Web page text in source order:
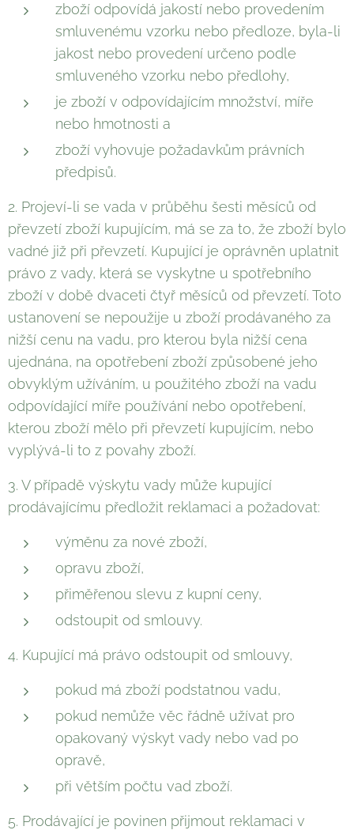
zboží odpovídá jakostí nebo provedením
smluvenému vzorku nebo předloze, byla-li
jakost nebo provedení určeno podle
smluveného vzorku nebo předlohy,
je zboží v odpovídajícím množství, míře
nebo hmotnosti a
zboží vyhovuje požadavkům právních
předpisů.
2. Projeví-li se vada v průběhu šesti měsíců od
převzetí zboží kupujícím, má se za to, že zboží bylo
vadné již při převzetí. Kupující je oprávněn uplatnit
právo z vady, která se vyskytne u spotřebního
zboží v době dvaceti čtyř měsíců od převzetí. Toto
ustanovení se nepoužije u zboží prodávaného za
nižší cenu na vadu, pro kterou byla nižší cena
ujednána, na opotřebení zboží způsobené jeho
obvyklým užíváním, u použitého zboží na vadu
odpovídající míře používání nebo opotřebení,
kterou zboží mělo při převzetí kupujícím, nebo
vyplývá-li to z povahy zboží.
3. V případě výskytu vady může kupující
prodávajícímu předložit reklamaci a požadovat:
výměnu za nové zboží,
opravu zboží,
přiměřenou slevu z kupní ceny,
odstoupit od smlouvy.
4. Kupující má právo odstoupit od smlouvy,
pokud má zboží podstatnou vadu,
pokud nemůže věc řádně užívat pro
opakovaný výskyt vady nebo vad po
opravě,
při větším počtu vad zboží.
5. Prodávající je povinen přijmout reklamaci v